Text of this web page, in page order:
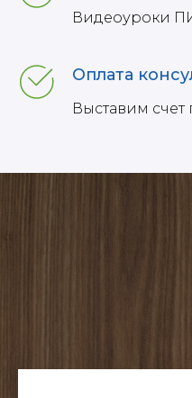
Видеоуроки
Оплата
Выставим